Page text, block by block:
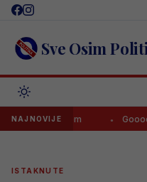
Skip
content Sve Osim
NAJNOVIJE Goooooool!
ISTAKNUTE